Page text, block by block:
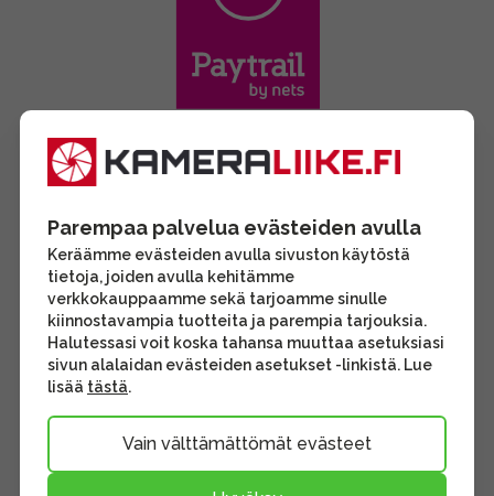
Parempaa palvelua evästeiden avulla
Keräämme evästeiden avulla sivuston käytöstä
tietoja, joiden avulla kehitämme
verkkokauppaamme sekä tarjoamme sinulle
kiinnostavampia tuotteita ja parempia tarjouksia.
Halutessasi voit koska tahansa muuttaa asetuksiasi
sivun alalaidan evästeiden asetukset -linkistä. Lue
lisää tästä.
Vain välttämättömät evästeet